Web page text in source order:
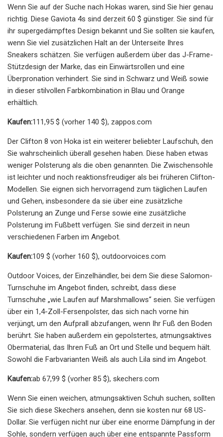
Wenn Sie auf der Suche nach Hokas waren, sind Sie hier genau
richtig. Diese Gaviota 4s sind derzeit 60 $ günstiger. Sie sind für
ihr supergedämpftes Design bekannt und Sie sollten sie kaufen,
wenn Sie viel zusätzlichen Halt an der Unterseite Ihres
Sneakers schätzen. Sie verfügen außerdem über das J-Frame-
Stützdesign der Marke, das ein Einwärtsrollen und eine
Überpronation verhindert. Sie sind in Schwarz und Weiß sowie
in dieser stilvollen Farbkombination in Blau und Orange
erhältlich.
Kaufen:111,95 $ (vorher 140 $), zappos.com
Der Clifton 8 von Hoka ist ein weiterer beliebter Laufschuh, den
Sie wahrscheinlich überall gesehen haben. Diese haben etwas
weniger Polsterung als die oben genannten. Die Zwischensohle
ist leichter und noch reaktionsfreudiger als bei früheren Clifton-
Modellen. Sie eignen sich hervorragend zum täglichen Laufen
und Gehen, insbesondere da sie über eine zusätzliche
Polsterung an Zunge und Ferse sowie eine zusätzliche
Polsterung im Fußbett verfügen. Sie sind derzeit in neun
verschiedenen Farben im Angebot.
Kaufen:109 $ (vorher 160 $), outdoorvoices.com
Outdoor Voices, der Einzelhändler, bei dem Sie diese Salomon-
Turnschuhe im Angebot finden, schreibt, dass diese
Turnschuhe „wie Laufen auf Marshmallows“ seien. Sie verfügen
über ein 1,4-Zoll-Fersenpolster, das sich nach vorne hin
verjüngt, um den Aufprall abzufangen, wenn Ihr Fuß den Boden
berührt. Sie haben außerdem ein gepolstertes, atmungsaktives
Obermaterial, das Ihren Fuß an Ort und Stelle und bequem hält.
Sowohl die Farbvarianten Weiß als auch Lila sind im Angebot.
Kaufen:ab 67,99 $ (vorher 85 $), skechers.com
Wenn Sie einen weichen, atmungsaktiven Schuh suchen, sollten
Sie sich diese Skechers ansehen, denn sie kosten nur 68 US-
Dollar. Sie verfügen nicht nur über eine enorme Dämpfung in der
Sohle, sondern verfügen auch über eine entspannte Passform